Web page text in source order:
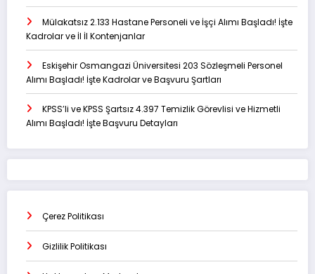
Mülakatsız 2.133 Hastane Personeli ve İşçi Alımı Başladı! İşte
Kadrolar ve İl İl Kontenjanlar
Eskişehir Osmangazi Üniversitesi 203 Sözleşmeli Personel
Alımı Başladı! İşte Kadrolar ve Başvuru Şartları
KPSS’li ve KPSS Şartsız 4.397 Temizlik Görevlisi ve Hizmetli
Alımı Başladı! İşte Başvuru Detayları
Çerez Politikası
Gizlilik Politikası